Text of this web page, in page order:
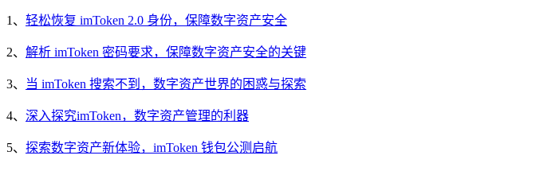
1、 轻松恢复 imToken 2.0 身份，保障数字资产安全
2、 解析 imToken 密码要求，保障数字资产安全的关键
3、 当 imToken 搜索不到，数字资产世界的困惑与探索
4、 深入探究imToken，数字资产管理的利器
5、 探索数字资产新体验，imToken 钱包公测启航